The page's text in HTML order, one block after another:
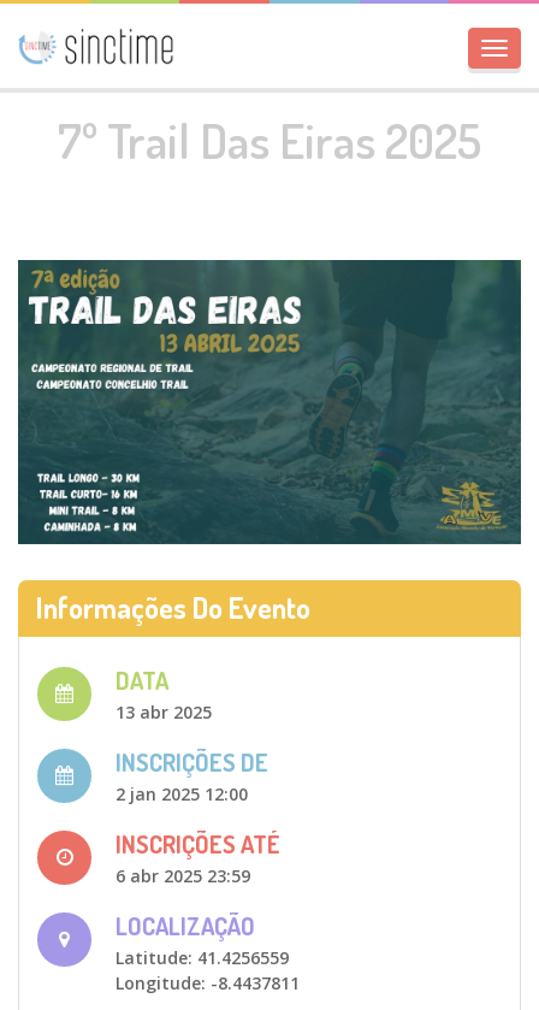
7º Trail Das Eiras 2025
Informações Do Evento
DATA
13 abr 2025
INSCRIÇÕES DE
2 jan 2025 12:00
INSCRIÇÕES ATÉ
6 abr 2025 23:59
LOCALIZAÇÃO
Latitude: 41.4256559
Longitude: -8.4437811